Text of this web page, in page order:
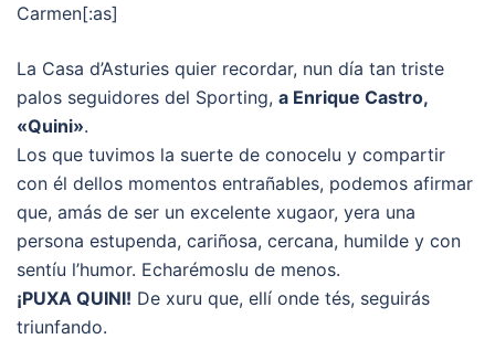
Carmen[:as]
La Casa d’Asturies quier recordar, nun día tan triste
palos seguidores del Sporting, a Enrique Castro,
«Quini».
Los que tuvimos la suerte de conocelu y compartir
con él dellos momentos entrañables, podemos afirmar
que, amás de ser un excelente xugaor, yera una
persona estupenda, cariñosa, cercana, humilde y con
sentíu l’humor. Echarémoslu de menos.
¡PUXA QUINI! De xuru que, ellí onde tés, seguirás
triunfando.